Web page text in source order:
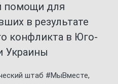
помощи для
в результате
конфликта в Юго-
Украины
штаб #МыВместе,